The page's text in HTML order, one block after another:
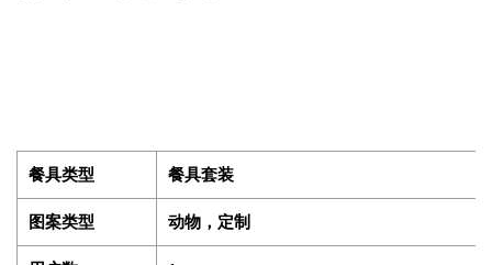
餐具类型 餐具套装
图案类型 动物，定制